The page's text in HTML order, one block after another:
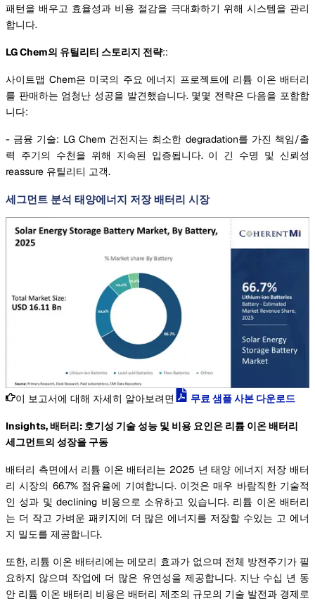
패턴을 배우고 효율성과 비용 절감을 극대화하기 위해 시스템을 관리
합니다.
LG Chem의 유틸리티 스토리지 전략::
사이트맵 Chem은 미국의 주요 에너지 프로젝트에 리튬 이온 배터리
를 판매하는 엄청난 성공을 발견했습니다. 몇몇 전략은 다음을 포함합
니다:
- 금융 기술: LG Chem 건전지는 최소한 degradation를 가진 책임/출
력 주기의 수천을 위해 지속된 입증됩니다. 이 긴 수명 및 신뢰성
reassure 유틸리티 고객.
세그먼트 분석 태양에너지 저장 배터리 시장
이 보고서에 대해 자세히 알아보려면 무료 샘플 사본 다운로드
Insights, 배터리: 호기성 기술 성능 및 비용 요인은 리튬 이온 배터리
세그먼트의 성장을 구동
배터리 측면에서 리튬 이온 배터리는 2025 년 태양 에너지 저장 배터
리 시장의 66.7% 점유율에 기여합니다. 이것은 매우 바람직한 기술적
인 성과 및 declining 비용으로 소유하고 있습니다. 리튬 이온 배터리
는 더 작고 가벼운 패키지에 더 많은 에너지를 저장할 수있는 고 에너
지 밀도를 제공합니다.
또한, 리튬 이온 배터리에는 메모리 효과가 없으며 전체 방전주기가 필
요하지 않으며 작업에 더 많은 유연성을 제공합니다. 지난 수십 년 동
안 리튬 이온 배터리 비용은 배터리 제조의 규모의 기술 발전과 경제로